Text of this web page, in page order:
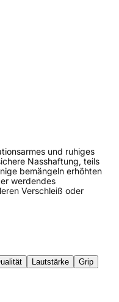
und ruhiges
Nasshaftung, teils
bemängeln erhöhten
werdendes
Verschleiß oder
Lautstärke
Grip